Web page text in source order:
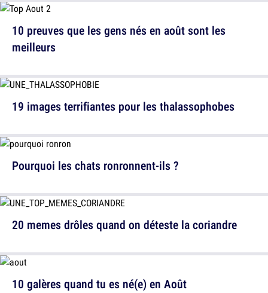
10 preuves que les gens nés en août sont les
meilleurs
Pourquoi les chats ronronnent-ils ?
10 galères quand tu es né(e) en Août
19 images terrifiantes pour les thalassophobes
20 memes drôles quand on déteste la coriandre